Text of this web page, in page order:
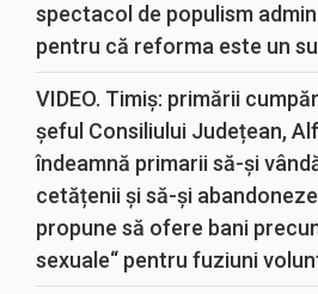
spectacol de populism
pentru că reforma este un
VIDEO. Timiș: primării
șeful Consiliului Județean,
îndeamnă primarii să-și
cetățenii și să-și
propune să ofere bani
sexuale“ pentru fuziuni